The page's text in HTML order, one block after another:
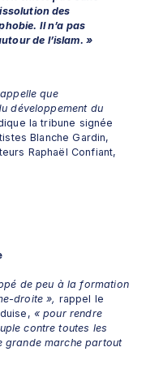
des
Il n’a pas
de l’islam. »
que
développement du
la tribune signée
Blanche Gardin,
Raphaël Confiant,
de peu à la formation
droite », rappel le
« pour rendre
contre toutes les
grande marche partout